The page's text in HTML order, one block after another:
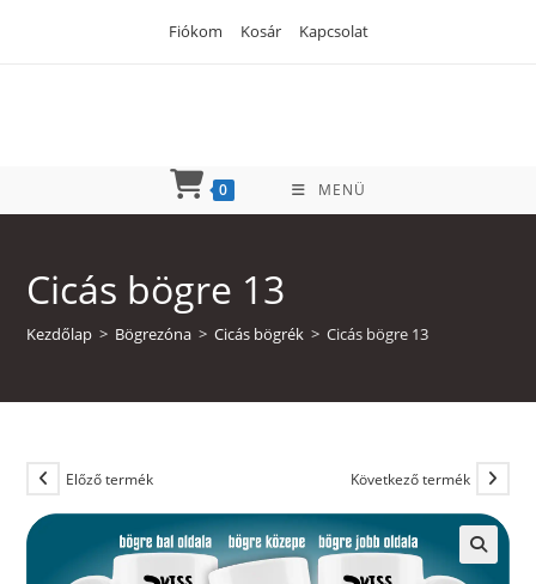
Fiókom Kosár Kapcsolat
0 MENÜ
Cicás bögre 13
Kezdőlap > Bögrezóna > Cicás bögrék > Cicás bögre 13
Előző termék Következő termék